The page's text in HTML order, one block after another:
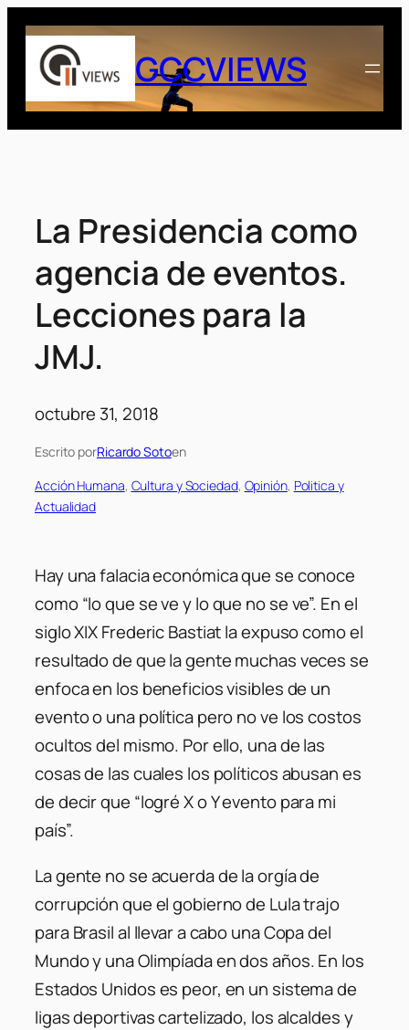
Saltar
contenido
GCCVIEWS
La Presidencia como
agencia de eventos.
Lecciones para la
JMJ.
octubre 31, 2018
Escrito porRicardo Sotoen
Acción Humana, Cultura y Sociedad, Opinión, Politica y
Actualidad
Hay una falacia económica que se conoce
como “lo que se ve y lo que no se ve”. En el
siglo XIX Frederic Bastiat la expuso como el
resultado de que la gente muchas veces se
enfoca en los beneficios visibles de un
evento o una política pero no ve los costos
ocultos del mismo. Por ello, una de las
cosas de las cuales los políticos abusan es
de decir que “logré X o Y evento para mi
país”.
La gente no se acuerda de la orgía de
corrupción que el gobierno de Lula trajo
para Brasil al llevar a cabo una Copa del
Mundo y una Olimpíada en dos años. En los
Estados Unidos es peor, en un sistema de
ligas deportivas cartelizado, los alcaldes y